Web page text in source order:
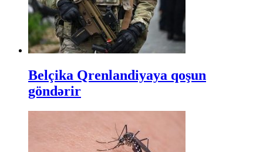
Belçika Qrenlandiyaya qoşun
göndərir